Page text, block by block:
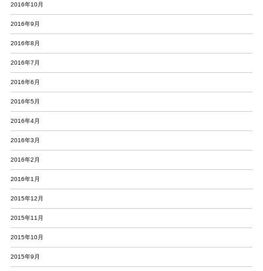
2016年10月
2016年9月
2016年8月
2016年7月
2016年6月
2016年5月
2016年4月
2016年3月
2016年2月
2016年1月
2015年12月
2015年11月
2015年10月
2015年9月